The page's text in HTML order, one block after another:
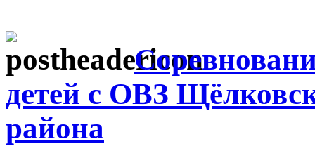
детей с ОВЗ
района